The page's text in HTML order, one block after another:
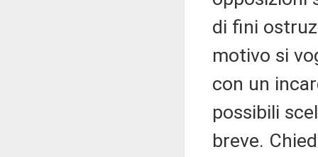
di fini
motivo si
con un
possibili
breve.